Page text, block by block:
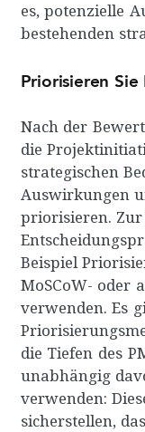
es, potenzielle
bestehenden
Priorisieren
Nach der
die
strategischen
Auswirkungen
priorisieren.
Beispiel
MoSCoW- oder
verwenden. Es
die Tiefen des
unabhängig
verwenden:
sicherstellen,